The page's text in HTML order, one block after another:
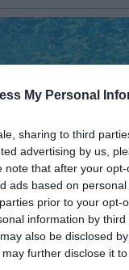
My Personal
sharing to third
advertising by us,
note that after your
ads based on
prior to your opt-
information by third
also be disclosed
further disclose it